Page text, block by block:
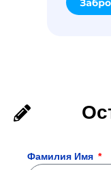
Фамилия Имя